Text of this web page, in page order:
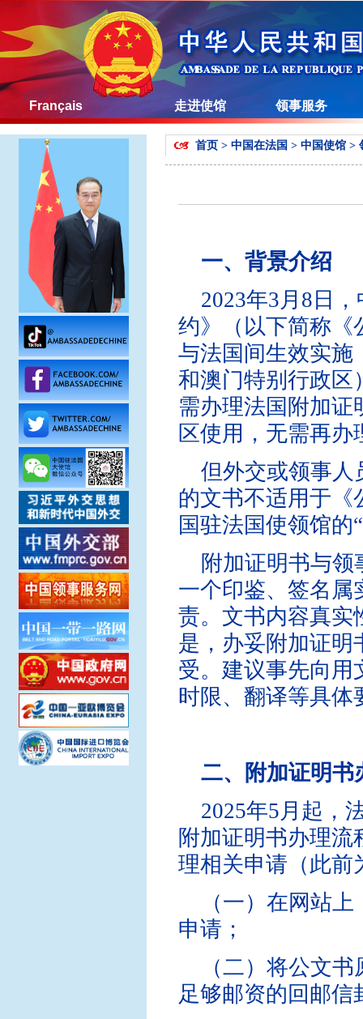
Français 走进使馆 领事服务
首页 > 中国在法国 > 中国使馆 >
一、背景介绍
2023年3月8日
约》（以下简称《
与法国间生效实施
和澳门特别行政区
需办理法国附加
区使用，无需再
但外交或领事人
的文书不适用于《
国驻法国使领馆的
附加证明书与
一个印鉴、签名属
责。文书内容真实
是，办妥附加证明
受。建议事先向用
时限、翻译等具体
二、附加证明书
2025年5月起，
附加证明书办理流
理相关申请（此前
（一）在网站
申请；
（二）将公文
足够邮资的回邮信